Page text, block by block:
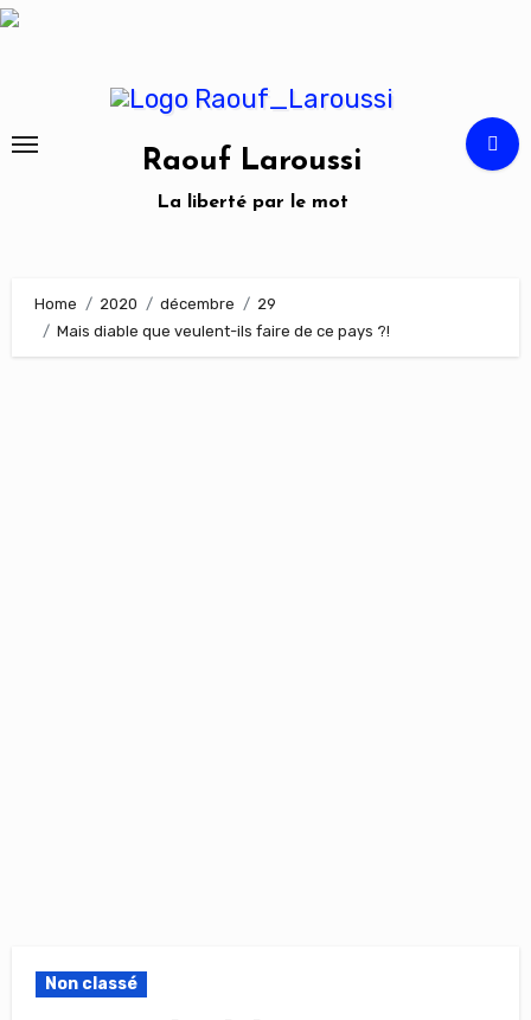
Skip
Raouf Laroussi
La liberté par le mot
Home 2020 décembre
29
Mais diable que veulent-ils faire de ce pays ?!
Non classé